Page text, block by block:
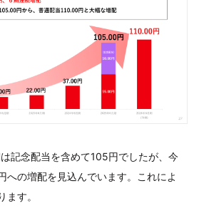
記念配当を含めて105円でしたが、今
への増配を見込んでいます。これによ
ます。